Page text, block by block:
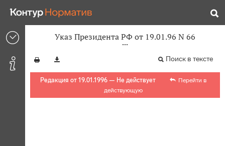
Указ Президента РФ от 19.01.96 N 66
Поиск в тексте
Редакция от 19.01.1996 — Не действует
Перейти в
действующую